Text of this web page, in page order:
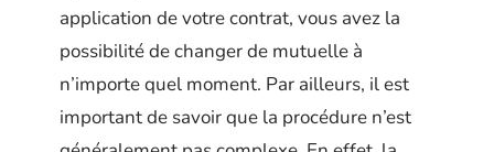
application de votre contrat, vous avez la
possibilité de changer de mutuelle à
n’importe quel moment. Par ailleurs, il est
important de savoir que la procédure n’est